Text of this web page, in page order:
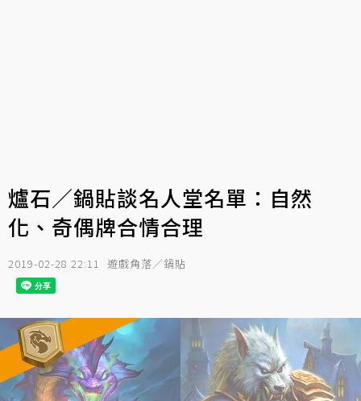
爐石／鍋貼談名人堂名單：自然
化、奇偶牌合情合理
2019-02-28 22:11 遊戲角落／鍋貼